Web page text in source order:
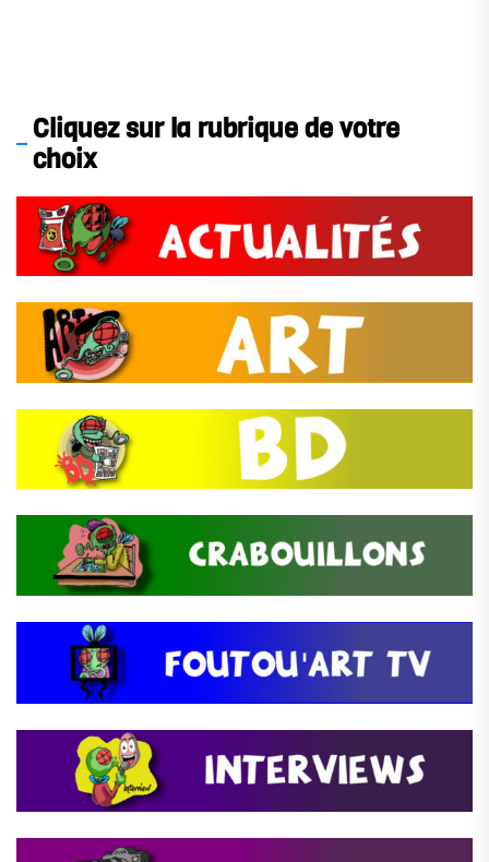
Cliquez sur la rubrique de votre
choix